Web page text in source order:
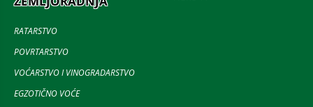
RATARSTVO
POVRTARSTVO
VOĆARSTVO I VINOGRADARSTVO
EGZOTIČNO VOĆE